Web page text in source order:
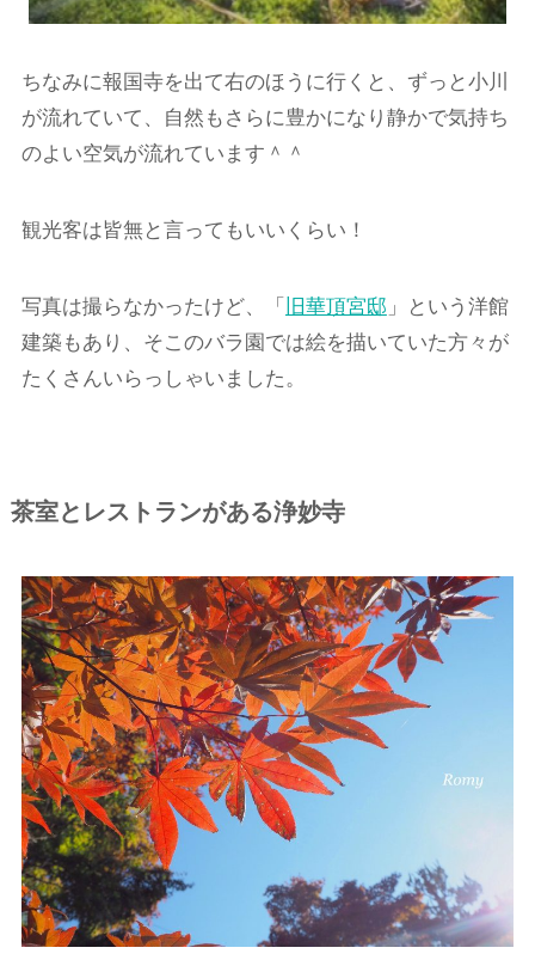
ちなみに報国寺を出て右のほうに行くと、ずっと小川
が流れていて、自然もさらに豊かになり静かで気持ち
のよい空気が流れています＾＾
観光客は皆無と言ってもいいくらい！
写真は撮らなかったけど、「 旧華頂宮邸 」という洋館
建築もあり、そこのバラ園では絵を描いていた方々が
たくさんいらっしゃいました。
茶室とレストランがある浄妙寺